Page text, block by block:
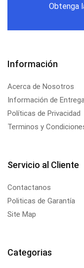
Obtenga
Información
Acerca de Nosotros
Información de
Políticas de Privacidad
Terminos y
Servicio al Cliente
Contactanos
Politicas de Garantía
Site Map
Categorias